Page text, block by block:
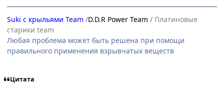
Suki с крыльями Team /D.D.R Power Team / Платиновые
старики team
Любая проблема может быть решена при помощи
правильного применения взрывчатых веществ
Цитата